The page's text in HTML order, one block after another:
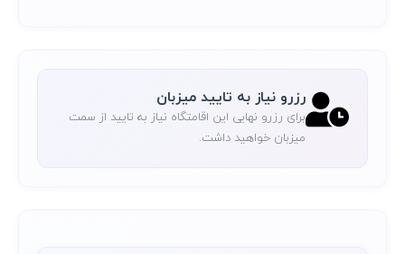
رزرو نیاز به تایید میزبان
برای رزرو نهایی این اقامتگاه نیاز به تایید از سمت
میزبان خواهید داشت.